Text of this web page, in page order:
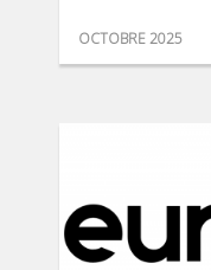
OCTOBRE 2025